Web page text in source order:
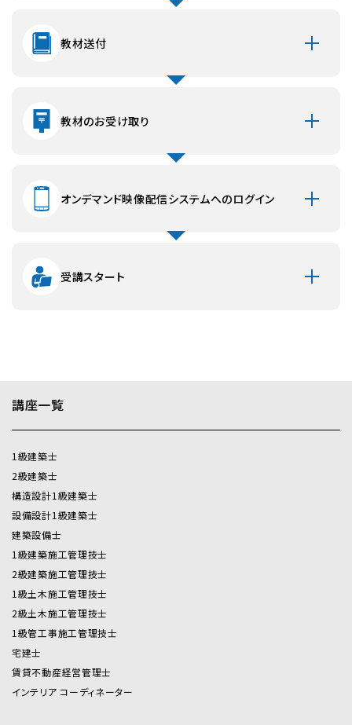
交換返品は以下の場合に限らせていただきます。
・商品の不良
送料は当方で負担いたします。
・商品の間違い
注文した商品と種類等が違う商品が届いた場合。
※以下の場合による返品はお断りさせていただきます。
■ホームページ上の画像と実物の、若干のカラー・イメージ
映像配信講義の視聴環境について
手数料がかかりますので、予めご注意・ご了承いただきます
ようお願いします。
視聴環境は下記からご確認ください。
個人情報の取扱いに関して
当サイトが収集したお客様の個人情報は、厳重に管理し、無
断で第三者に提供することはございません。（法令等に基づ
く要請があった場合を除く）
第１条（確認）
情報並びに受講契約の内容を自己の責任において、理解・了承
したことを確認します。
当学院と受講申込者との受講契約に関しては、両者が別途合意
教材送付
教材のお受け取り
オンデマンド映像配信システムへのログイン
受講スタート
講座一覧
1級建築士
2級建築士
構造設計1級建築士
設備設計1級建築士
建築設備士
1級建築施工管理技士
2級建築施工管理技士
1級土木施工管理技士
2級土木施工管理技士
1級管工事施工管理技士
宅建士
賃貸不動産経営管理士
インテリア コーディネーター